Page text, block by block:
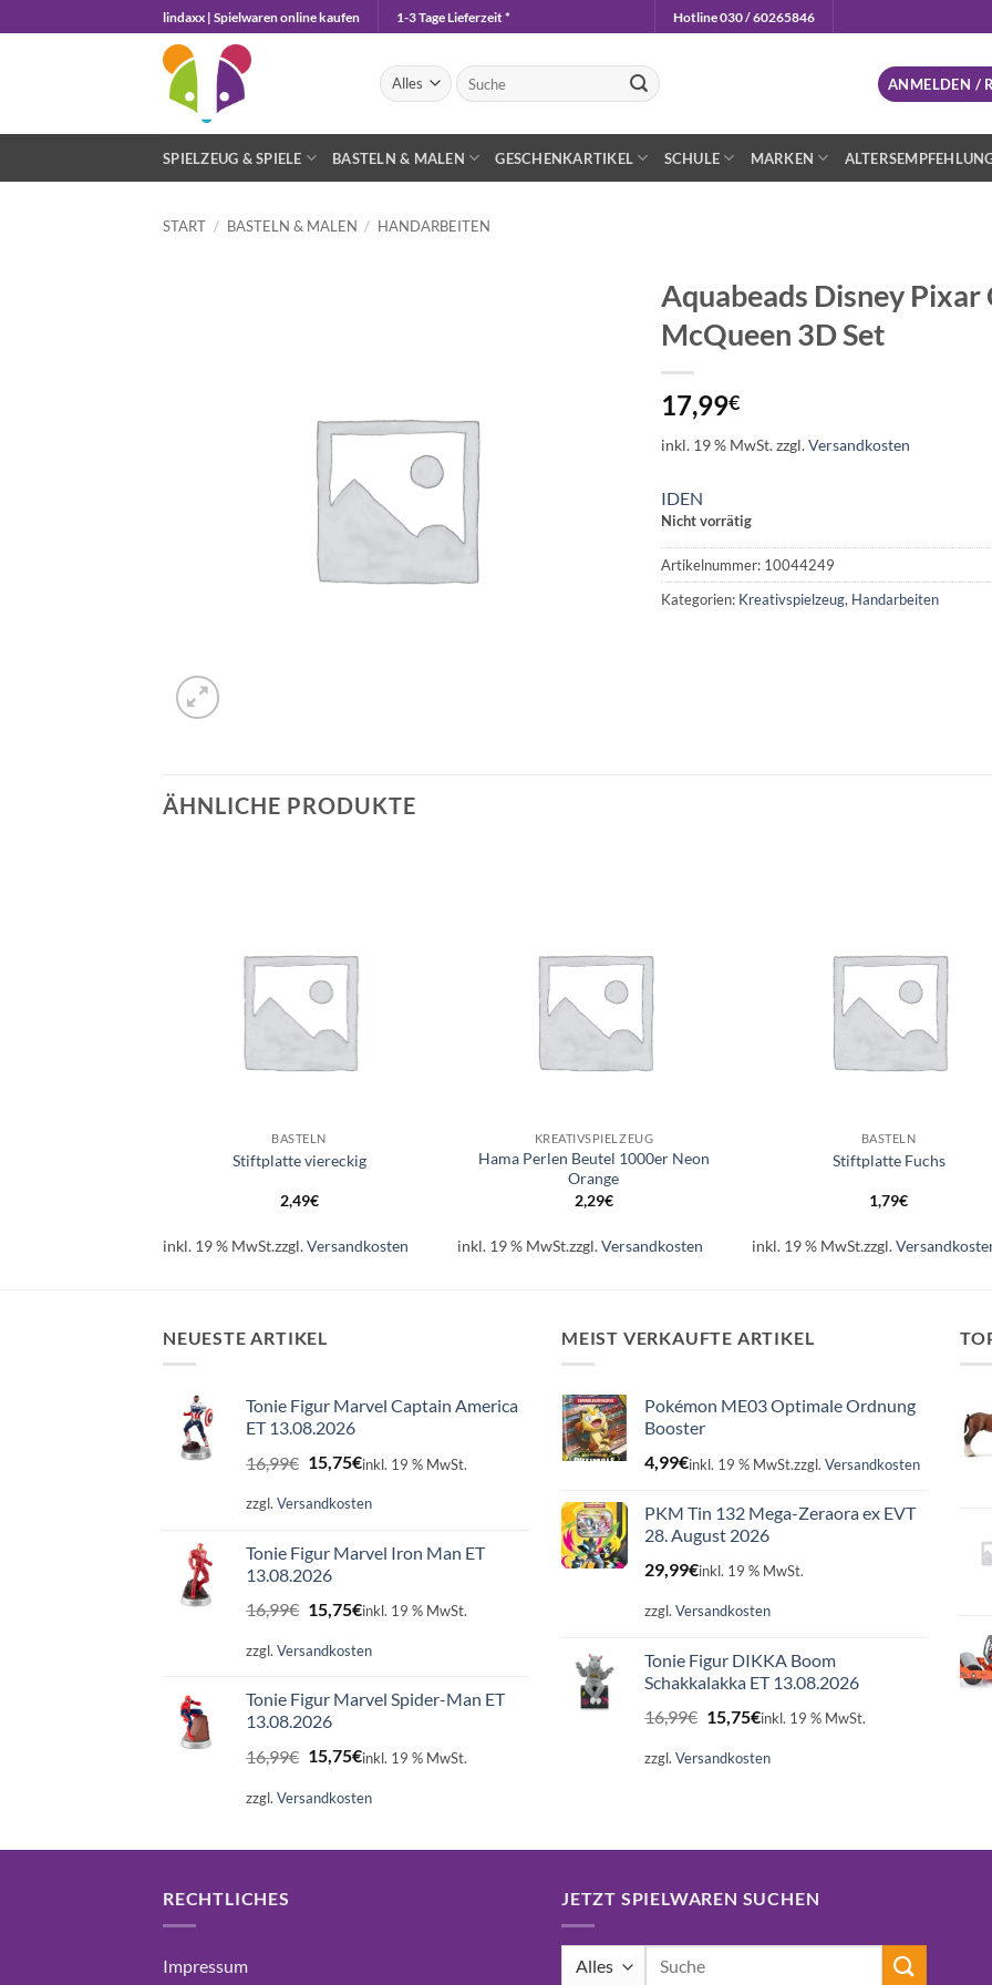
Inhalt
lindaxx | Spielwaren online kaufen 1-3 Tage Lieferzeit * Hotline 030 / 60265846
Suchen
nach:
ANMELDEN /
SPIELZEUG & SPIELE BASTELN & MALEN GESCHENKARTIKEL SCHULE MARKEN
START / BASTELN & MALEN / HANDARBEITEN
Aquabeads Disney Pixar
McQueen 3D Set
17,99€
inkl. 19 % MwSt.zzgl.Versandkosten
IDEN
Nicht vorrätig
Artikelnummer: 10044249
Kategorien: Kreativspielzeug, Handarbeiten
ÄHNLICHE PRODUKTE
BASTELN
Stiftplatte viereckig
2,49€
inkl. 19 % MwSt.zzgl.Versandkosten
KREATIVSPIELZEUG
Hama Perlen Beutel 1000er Neon
Orange
2,29€
inkl. 19 % MwSt.zzgl.Versandkosten
BASTELN
Stiftplatte Fuchs
1,79€
inkl. 19 % MwSt.zzgl.
NEUESTE ARTIKEL
Tonie Figur Marvel Captain America
ET 13.08.2026
16,99€ Ursprünglicher
war:
15,75€Aktueller
ist:
inkl. 19 % MwSt.
zzgl. Versandkosten
Tonie Figur Marvel Iron Man ET
13.08.2026
16,99€ Ursprünglicher
Preis
war:
15,75€Aktueller
ist:
inkl. 19 % MwSt.
zzgl. Versandkosten
Tonie Figur Marvel Spider-Man ET
13.08.2026
16,99€ Ursprünglicher
war:
15,75€Aktueller
ist:
inkl. 19 % MwSt.
zzgl. Versandkosten
MEIST VERKAUFTE ARTIKEL
Pokémon ME03 Optimale Ordnung
Booster
4,99€inkl. 19 % MwSt.zzgl. Versandkosten
PKM Tin 132 Mega-Zeraora ex EVT
28. August 2026
29,99€inkl. 19 % MwSt.
zzgl. Versandkosten
Tonie Figur DIKKA Boom
Schakkalakka ET 13.08.2026
16,99€ Ursprünglicher
Preis
war:
15,75€Aktueller
ist:
inkl. 19 % MwSt.
zzgl. Versandkosten
RECHTLICHES
Impressum
JETZT SPIELWAREN SUCHEN
Suchen